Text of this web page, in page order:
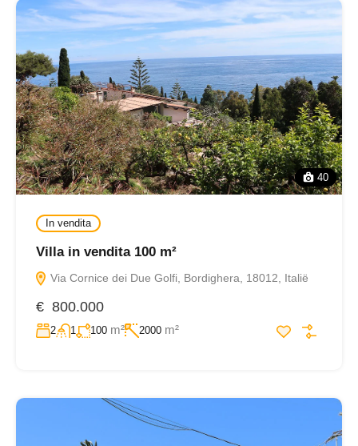
40
In vendita
Villa in vendita 100 m²
Via Cornice dei Due Golfi, Bordighera, 18012, Italië
€ 800.000
2 1 100 m² 2000 m²